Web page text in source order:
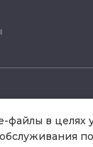
+7
в целях